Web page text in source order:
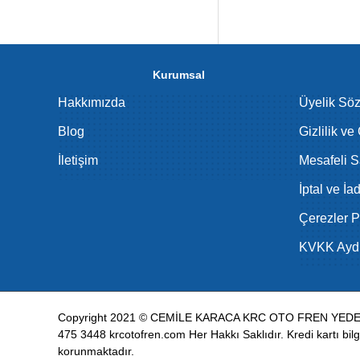
Kia kaliper pimleri,
eşit temas etmesini
çalışması büyük
Kia Kaliper
Kaliper pimlerinin
sırasında ses
Kia Kaliper
Standart
Performans
Kurumsal
Hakkımızda
Blog
İletişim
Üyelik
Gizlilik ve
Mesafeli
İptal ve
Çerezler
KVKK
Copyright 2021 © CEMİLE KARACA KRC OTO FREN
475 3448 krcotofren.com Her Hakkı Saklıdır. Kredi kartı
korunmaktadır.